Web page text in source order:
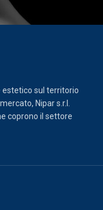
estetico sul territorio
Nipar s.r.l.
coprono il settore